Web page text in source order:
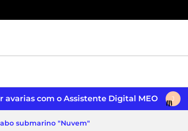
avarias com o Assistente Digital MEO J
submarino "Nuvem"